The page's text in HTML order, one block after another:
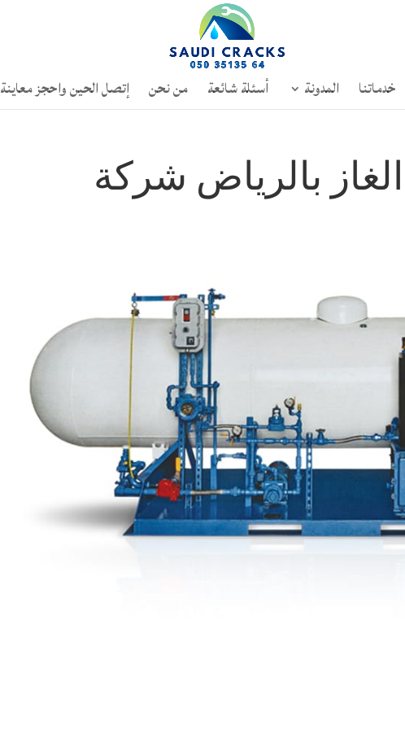
خدماتنا المدونة أسئلة شائعة من نحن إتصل الحين واحجز معاينة
بالرياض شركة